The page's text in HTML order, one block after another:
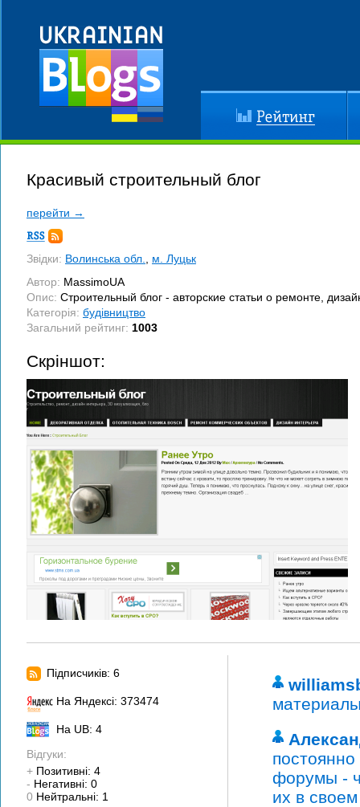
Рейтинг
Красивый строительный блог
перейти →
Підписка
Звідки: Волинська обл.
м. Луцьк
Автор: MassimoUA
Опис: Строительный блог - авторские статьи о ремонте,
Категорія: будівництво
Загальний рейтинг: 1003
Скріншот:
Підписчиків: 6
На Яндексі: 373474
На UB: 4
Відгуки:
+ Позитивні: 4
- Негативні: 0
0 Нейтральні: 1
форумы -
их в